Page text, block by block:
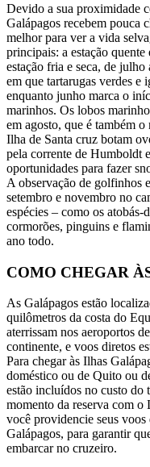
Devido a sua proximidade
Galápagos recebem pouca
melhor para ver a vida
principais: a estação
estação fria e seca, de
em que tartarugas verdes e
enquanto junho marca o
marinhos. Os lobos
em agosto, que é também o
Ilha de Santa cruz botam
pela corrente de Humboldt
oportunidades para fazer
A observação de golfinhos
setembro e novembro no
espécies – como os atobás-
cormorões, pinguins e
ano todo.
COMO CHEGAR
As Galápagos estão
quilômetros da costa do
aterrissam nos aeroportos
continente, e voos diretos
Para chegar às Ilhas
doméstico ou de Quito ou
estão incluídos no custo do
momento da reserva com
você providencie seus voos
Galápagos, para garantir
embarcar no cruzeiro.